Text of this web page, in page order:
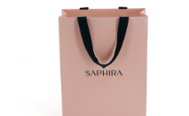
показа из
гофрированного
картона